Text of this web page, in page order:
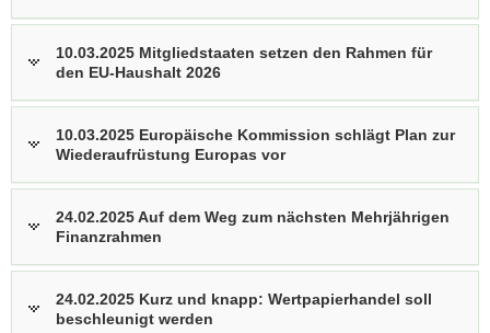
10.03.2025 Mitgliedstaaten setzen den Rahmen für
den EU-Haushalt 2026
10.03.2025 Europäische Kommission schlägt Plan zur
Wiederaufrüstung Europas vor
24.02.2025 Auf dem Weg zum nächsten Mehrjährigen
Finanzrahmen
24.02.2025 Kurz und knapp: Wertpapierhandel soll
beschleunigt werden